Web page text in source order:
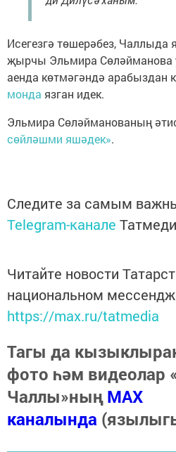
Исегезгә төшерәбез, Чаллыда
җырчы Эльмира Сөләйманова
аенда көтмәгәндә арабыздан
монда язган идек.
Эльмира Сөләйманованың
сөйләшми яшәдек».
Следите за самым
Telegram-канале
Читайте новости
национальном
https://max.ru/tatmedia
Тагы да
фото һәм видеолар
Чаллы»ныңMAX
каналында